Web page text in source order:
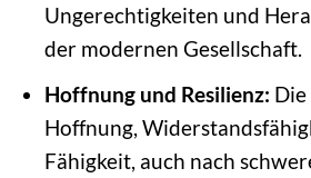
Ungerechtigkeiten und
der modernen Gesellschaft.
Hoffnung und Resilienz:
Hoffnung,
Fähigkeit, auch nach